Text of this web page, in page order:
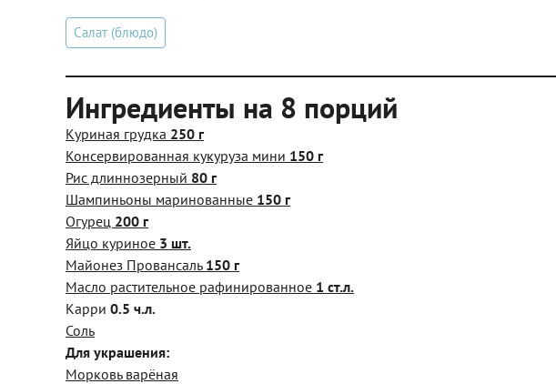
Салат (блюдо)
Ингредиенты на 8 порций
Куриная грудка 250 г
Консервированная кукуруза мини 150 г
Рис длиннозерный 80 г
Шампиньоны маринованные 150 г
Огурец 200 г
Яйцо куриное 3 шт.
Майонез Провансаль 150 г
Масло растительное рафинированное 1 ст.л.
Карри 0.5 ч.л.
Соль
Для украшения:
Морковь варёная